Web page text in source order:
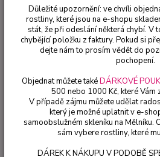
Balkónové rostliny
Černooká
Černooká Zuzana
Dark Apricot - 1 ks
Důležité upozornění: ve chvíli
rostliny, které jsou na e-shopu
stát, že při odeslání některá chybí. V
chybějící položku z faktury. Pokud si
dejte nám to prosím vědět do
pochopení.
Objednat můžete takéDÁRKOVÉ
500 nebo 1000 Kč, které Vám
V případě zájmu můžete udělat
který je možné uplatnit v e-
samoobslužném skleníku na Mělníku.
sám vybere rostliny, které
DÁREK K NÁKUPU V PODOBĚ